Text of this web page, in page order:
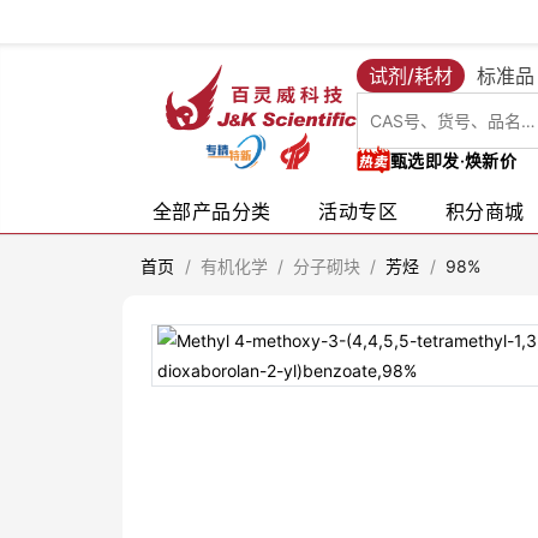
试剂/耗材 标准品
甄选即发·焕新价
全部产品分类 活动专区 积分商城
首页 / 有机化学 / 分子砌块 / 芳烃 / 98%